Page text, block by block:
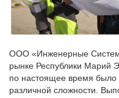
ООО «Инженерные
рынке Республики Марий
по настоящее время было
различной сложности.